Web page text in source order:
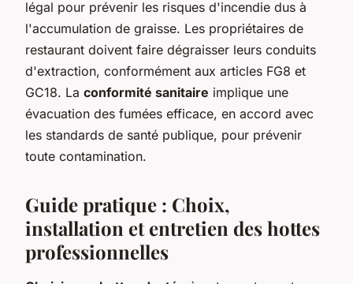
légal pour prévenir les risques d'incendie dus à
l'accumulation de graisse. Les propriétaires de
restaurant doivent faire dégraisser leurs conduits
d'extraction, conformément aux articles FG8 et
GC18. La conformité sanitaire implique une
évacuation des fumées efficace, en accord avec
les standards de santé publique, pour prévenir
toute contamination.
Guide pratique : Choix,
installation et entretien des hottes
professionnelles